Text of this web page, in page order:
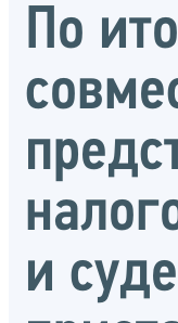
По
и